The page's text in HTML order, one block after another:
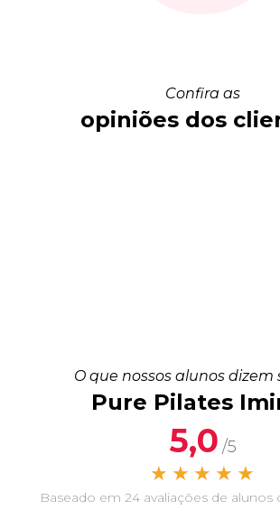
Confira as
opiniões dos
O que nossos alunos dizem
Pure Pilates
5,0 /5
★ ★ ★ ★ ★
Baseado em 24 avaliações de alunos